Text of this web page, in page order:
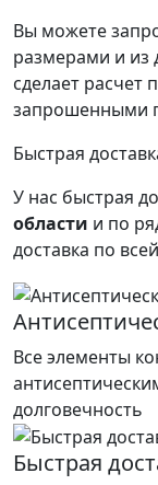
Вы можете
размерами и из
сделает расчет
запрошенными
Быстрая
У нас быстрая
области и по
доставка по
Все элементы
долговечность
Быстрая